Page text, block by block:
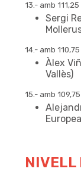
13.- amb
Sergi
14.- amb
Àlex
Vallès)
15.- amb
NIVELL
NIVELL